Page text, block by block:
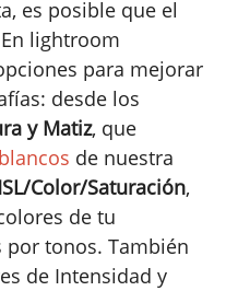
es posible que el
lightroom
para mejorar
desde los
y Matiz, que
de nuestra
Color/Saturación,
de tu
tonos. También
de Intensidad y